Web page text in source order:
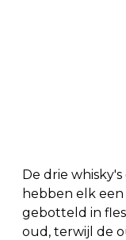
De drie whisky's
hebben elk
gebotteld in
oud, terwijl de